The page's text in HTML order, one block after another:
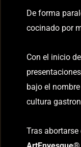
De forma
cocinado por
Con el inicio
bajo el
cultura
Tras